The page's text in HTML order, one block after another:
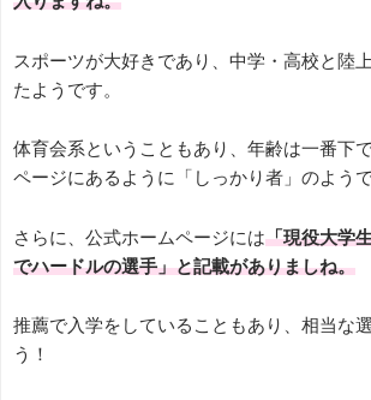
スポーツが大好きであり、中学・高校と陸
たようです。
体育会系ということもあり、年齢は一番下
ページにあるように「しっかり者」のようで
さらに、公式ホームページには「現役大学
でハードルの選手」と記載がありましね。
推薦で入学をしていることもあり、相当な
う！